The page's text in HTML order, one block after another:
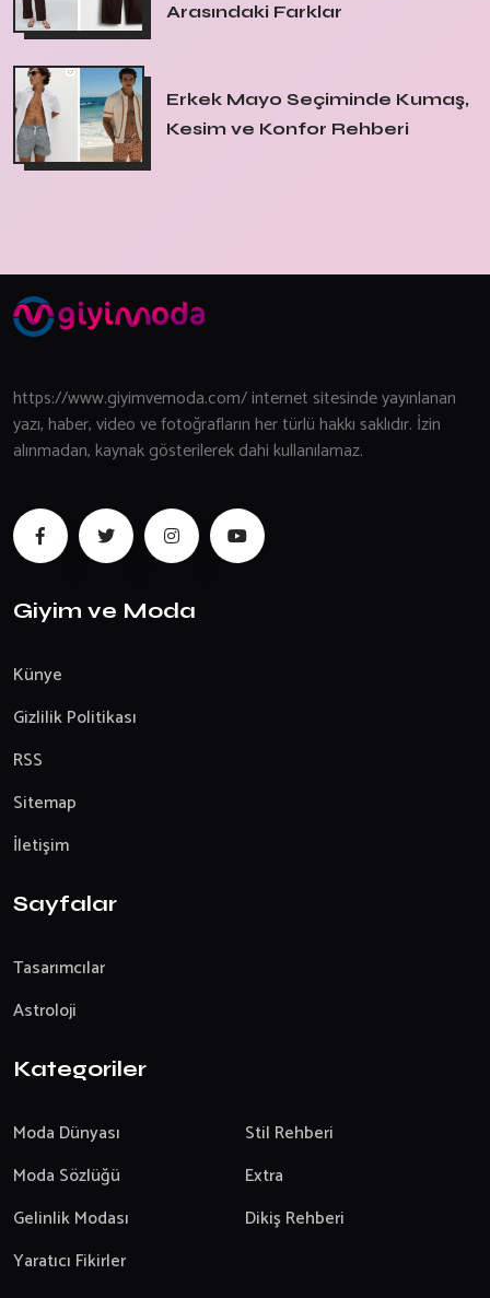
Arasındaki Farklar
Erkek Mayo Seçiminde Kumaş,
Kesim ve Konfor Rehberi
https://www.giyimvemoda.com/ internet sitesinde yayınlanan
yazı, haber, video ve fotoğrafların her türlü hakkı saklıdır. İzin
alınmadan, kaynak gösterilerek dahi kullanılamaz.
Giyim ve Moda
Künye
Gizlilik Politikası
RSS
Sitemap
İletişim
Sayfalar
Tasarımcılar
Astroloji
Kategoriler
Moda Dünyası
Stil Rehberi
Moda Sözlüğü
Extra
Gelinlik Modası
Dikiş Rehberi
Yaratıcı Fikirler